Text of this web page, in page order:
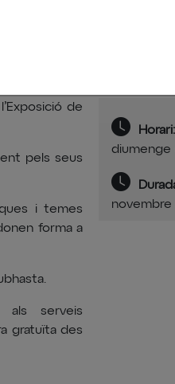
de
pels seus
i temes
forma a
serveis
gratuïta des
diumenge